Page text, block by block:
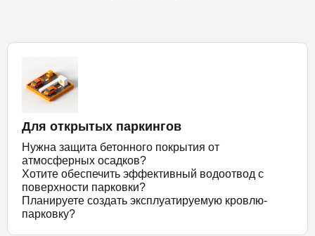
Для открытых паркингов
Нужна защита бетонного покрытия от
атмосферных осадков?
Хотите обеспечить эффективный водоотвод с
поверхности парковки?
Планируете создать эксплуатируемую кровлю-
парковку?